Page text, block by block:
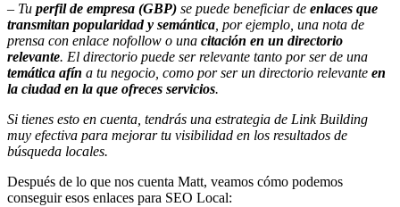
– Tu perfil de empresa (GBP) se puede beneficiar de enlaces que
transmitan popularidad y semántica , por ejemplo, una nota de
prensa con enlace nofollow o una citación en un directorio
relevante. El directorio puede ser relevante tanto por ser de una
temática afín a tu negocio, como por ser un directorio relevante en
la ciudad en la que ofreces servicios.
Si tienes esto en cuenta, tendrás una estrategia de Link Building
muy efectiva para mejorar tu visibilidad en los resultados de
búsqueda locales.
Después de lo que nos cuenta Matt, veamos cómo podemos
conseguir esos enlaces para SEO Local: